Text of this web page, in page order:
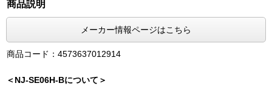
商品説明
メーカー情報ページはこちら
商品コード：4573637012914
＜NJ-SE06H-Bについて＞